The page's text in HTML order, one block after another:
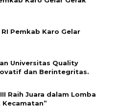
Pemkab Karo Gelar
Universitas Quality
dan Berintegritas.
Raih Juara dalam Lomba
Kecamatan”